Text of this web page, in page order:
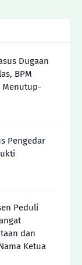
Dugaan
BPM
Menutup-
Pengedar
Peduli
dan
Ketua